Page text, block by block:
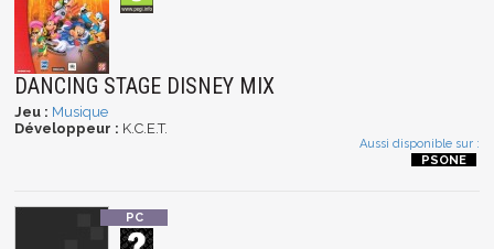
DANCING STAGE DISNEY MIX
Jeu : Musique
Développeur : K.C.E.T.
Aussi disponible sur :